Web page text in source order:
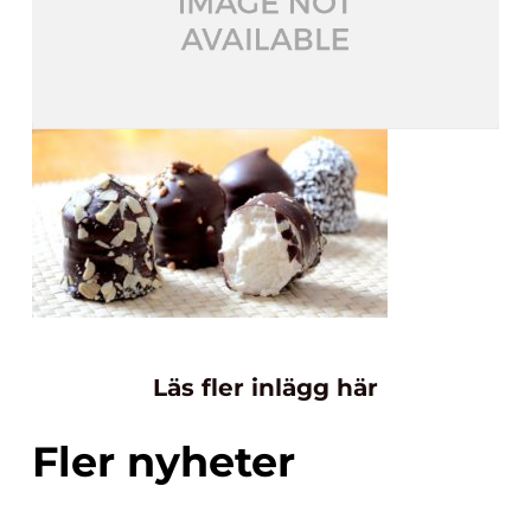
Läs fler inlägg här
Fler nyheter